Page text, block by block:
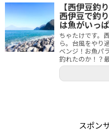
【西伊豆釣
西伊豆で釣
は魚がいっ
ちゃたけです。
ら。台風をやり
ベンジ！お魚パ
釣れたのか！？
スポン